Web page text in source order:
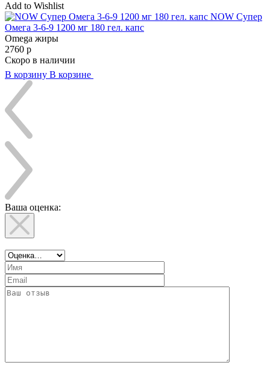
Add to Wishlist
NOW Супер
Омега 3-6-9 1200 мг 180 гел. капс
Omega жиры
2760 р
Скоро в наличии
В корзину В корзине
Ваша оценка: